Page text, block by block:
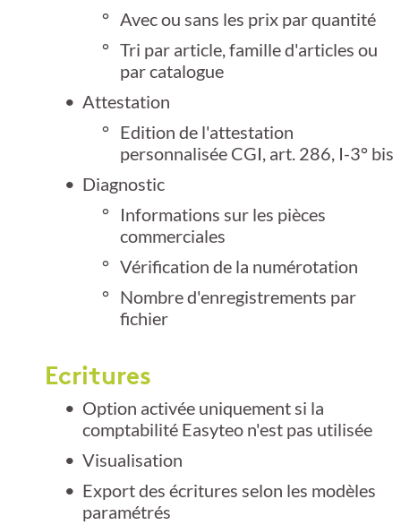
Avec ou sans les prix par quantité
Tri par article, famille d'articles ou
par catalogue
Attestation
Edition de l'attestation
personnalisée CGI, art. 286, I-3° bis
Diagnostic
Informations sur les pièces
commerciales
Vérification de la numérotation
Nombre d'enregistrements par
fichier
Ecritures
Option activée uniquement si la
comptabilité Easyteo n'est pas utilisée
Visualisation
Export des écritures selon les modèles
paramétrés